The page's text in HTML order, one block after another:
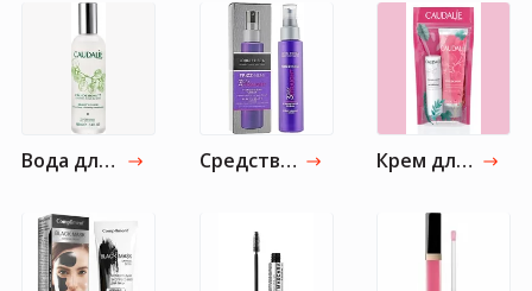
Вода для красоты лица Caudalie Beauty Elixir, 100 мл Средства для волос John Frieda Крем для рук и ногтей Rose de Vigne